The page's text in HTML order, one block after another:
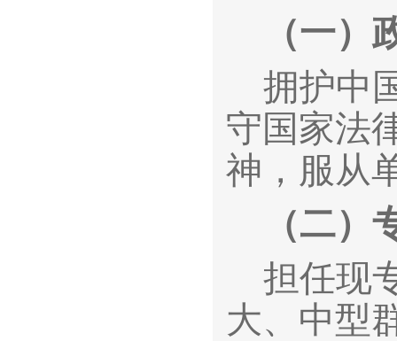
（一）
拥护中
守国家法
神，服从
（二）
担任现
大、中型